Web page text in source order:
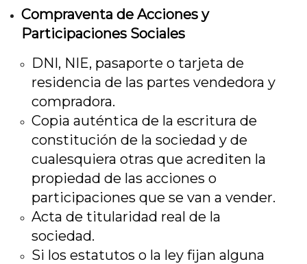
Compraventa de Acciones y
Participaciones Sociales
DNI, NIE, pasaporte o tarjeta de
residencia de las partes vendedora y
compradora.
Copia auténtica de la escritura de
constitución de la sociedad y de
cualesquiera otras que acrediten la
propiedad de las acciones o
participaciones que se van a vender.
Acta de titularidad real de la
sociedad.
Si los estatutos o la ley fijan alguna